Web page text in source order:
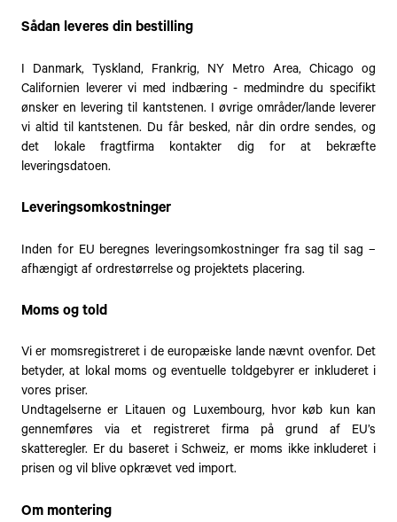
Sådan leveres din bestilling
I Danmark, Tyskland, Frankrig, NY Metro Area, Chicago og
Californien leverer vi med indbæring - medmindre du specifikt
ønsker en levering til kantstenen. I øvrige områder/lande leverer
vi altid til kantstenen. Du får besked, når din ordre sendes, og
det lokale fragtfirma kontakter dig for at bekræfte
leveringsdatoen.
Leveringsomkostninger
Inden for EU beregnes leveringsomkostninger fra sag til sag –
afhængigt af ordrestørrelse og projektets placering.
Moms og told
Vi er momsregistreret i de europæiske lande nævnt ovenfor. Det
betyder, at lokal moms og eventuelle toldgebyrer er inkluderet i
vores priser.
Undtagelserne er Litauen og Luxembourg, hvor køb kun kan
gennemføres via et registreret firma på grund af EU’s
skatteregler. Er du baseret i Schweiz, er moms ikke inkluderet i
prisen og vil blive opkrævet ved import.
Om montering